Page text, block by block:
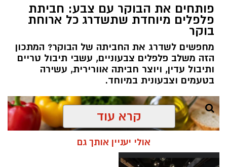
פותחים את הבוקר עם צבע: חביתת
פלפלים מיוחדת שתשדרג כל ארוחת
בוקר
מחפשים לשדרג את החביתה של הבוקר? המתכון
הזה משלב פלפלים צבעוניים, עשבי תיבול טריים
ותיבול עדין, ויוצר חביתה אוורירית, עשירה
בטעמים וצבעונית במיוחד.
קרא עוד
אולי יעניין אותך גם